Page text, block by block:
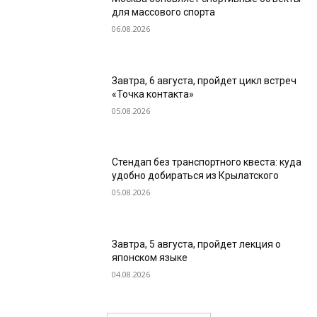
для массового спорта
06.08.2026
Завтра, 6 августа, пройдет цикл встреч
«Точка контакта»
05.08.2026
Стендап без транспортного квеста: куда
удобно добираться из Крылатского
05.08.2026
Завтра, 5 августа, пройдет лекция о
японском языке
04.08.2026